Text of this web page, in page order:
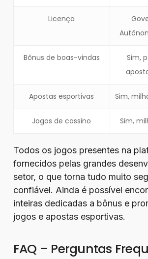
Licença
Bônus de boas-vindas
Sim,
Apostas esportivas Sim,
Jogos de cassino Sim,
Todos os jogos presentes na
fornecidos pelas grandes
setor, o que torna tudo muito
confiável. Ainda é possível
inteiras dedicadas a bônus e
jogos e apostas esportivas.
FAQ – Perguntas